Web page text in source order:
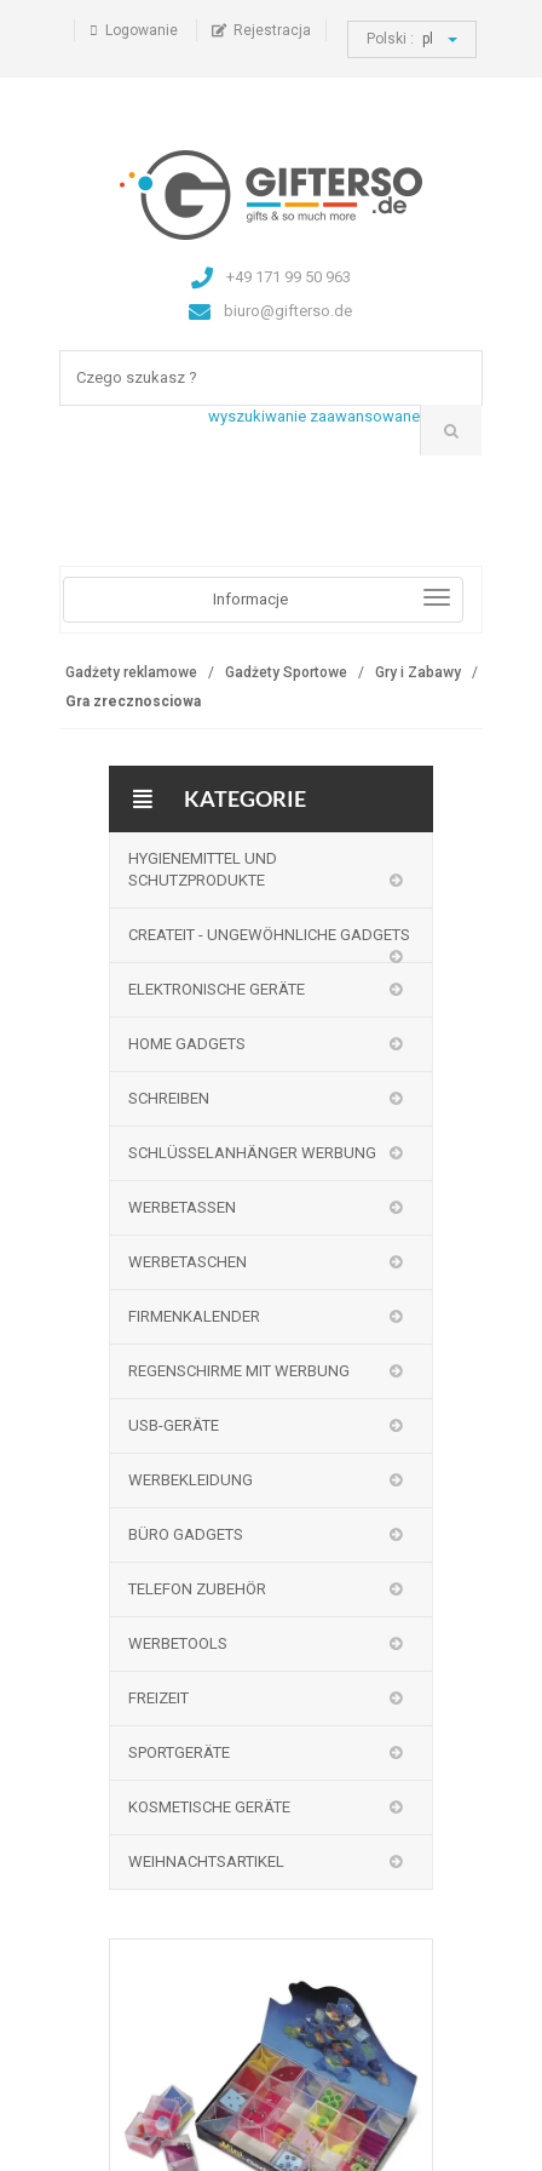
Logowanie Rejestracja Polski : pl
+49 171 99 50 963
biuro@gifterso.de
wyszukiwanie zaawansowane
Informacje
Gadżety reklamowe Gadżety Sportowe
Gry i Zabawy
Gra zrecznosciowa
KATEGORIE
HYGIENEMITTEL UND
SCHUTZPRODUKTE
CREATEIT - UNGEWÖHNLICHE GADGETS
ELEKTRONISCHE GERÄTE
HOME GADGETS
SCHREIBEN
SCHLÜSSELANHÄNGER WERBUNG
WERBETASSEN
WERBETASCHEN
FIRMENKALENDER
REGENSCHIRME MIT WERBUNG
USB-GERÄTE
WERBEKLEIDUNG
BÜRO GADGETS
TELEFON ZUBEHÖR
WERBETOOLS
FREIZEIT
SPORTGERÄTE
KOSMETISCHE GERÄTE
WEIHNACHTSARTIKEL